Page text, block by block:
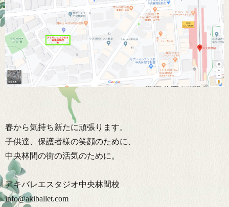
春から気持ち新たに頑張ります。
子供達、保護者様の笑顔のために、
中央林間の街の活気のために。
アキバレエスタジオ中央林間校
info@akiballet.com